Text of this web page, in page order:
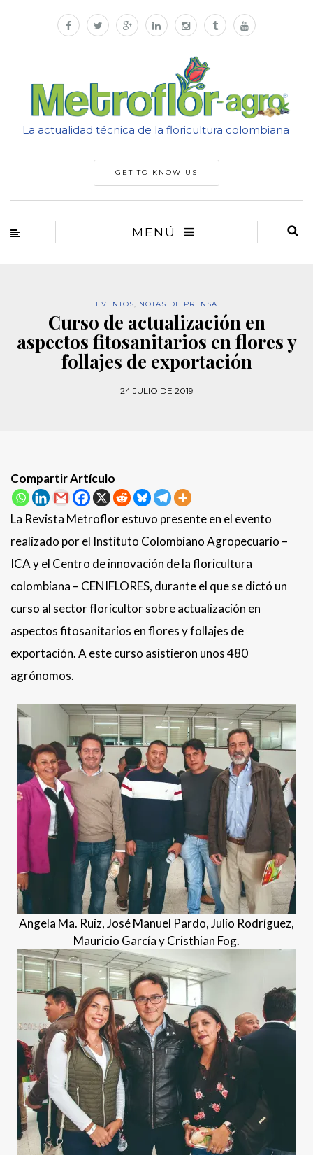
La actualidad técnica de la floricultura colombiana
GET TO KNOW US
MENÚ
EVENTOS, NOTAS DE PRENSA
Curso de actualización en
aspectos fitosanitarios en flores y
follajes de exportación
24 JULIO DE 2019
Compartir Artículo
La Revista Metroflor estuvo presente en el evento
realizado por el Instituto Colombiano Agropecuario –
ICA y el Centro de innovación de la floricultura
colombiana – CENIFLORES, durante el que se dictó un
curso al sector floricultor sobre actualización en
aspectos fitosanitarios en flores y follajes de
exportación. A este curso asistieron unos 480
agrónomos.
Angela Ma. Ruiz, José Manuel Pardo, Julio Rodríguez,
Mauricio García y Cristhian Fog.